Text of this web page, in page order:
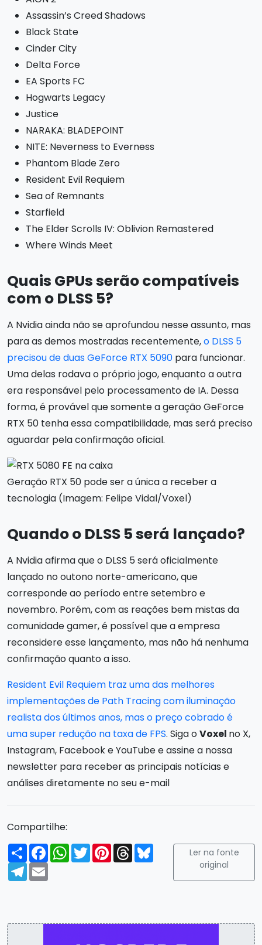
Assassin’s Creed Shadows
Black State
Cinder City
Delta Force
EA Sports FC
Hogwarts Legacy
Justice
NARAKA: BLADEPOINT
NITE: Neverness to Everness
Phantom Blade Zero
Resident Evil Requiem
Sea of Remnants
Starfield
The Elder Scrolls IV: Oblivion Remastered
Where Winds Meet
Quais GPUs serão compatíveis
com o DLSS 5?
A Nvidia ainda não se aprofundou nesse assunto, mas
para as demos mostradas recentemente,o DLSS 5
precisou de duas GeForce RTX 5090 para funcionar.
Uma delas rodava o próprio jogo, enquanto a outra
era responsável pelo processamento de IA. Dessa
forma, é provável que somente a geração GeForce
RTX 50 tenha essa compatibilidade, mas será preciso
aguardar pela confirmação oficial.
Geração RTX 50 pode ser a única a receber a
tecnologia (Imagem: Felipe Vidal/Voxel)
Quando o DLSS 5 será lançado?
A Nvidia afirma que o DLSS 5 será oficialmente
lançado no outono norte-americano, que
corresponde ao período entre setembro e
novembro. Porém, com as reações bem mistas da
comunidade gamer, é possível que a empresa
reconsidere esse lançamento, mas não há nenhuma
confirmação quanto a isso.
Resident Evil Requiem traz uma das melhores
implementações de Path Tracing com iluminação
realista dos últimos anos, mas o preço cobrado é
uma super redução na taxa de FPS. Siga oVoxel no X,
Instagram, Facebook e YouTube e assine a nossa
newsletter para receber as principais notícias e
análises diretamente no seu e-mail
Compartilhe:
Compartilhar
FacebookWhatsApp
TwitterPinterest
ThreadsBluesky
Telegram
Email
Ler na fonte
original